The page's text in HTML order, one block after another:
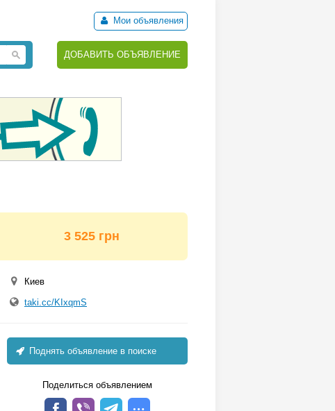
Мои объявления
ДОБАВИТЬ ОБЪЯВЛЕНИЕ
3 525 грн
Киев
taki.cc/KIxqmS
Поднять объявление в поиске
Поделиться объявлением